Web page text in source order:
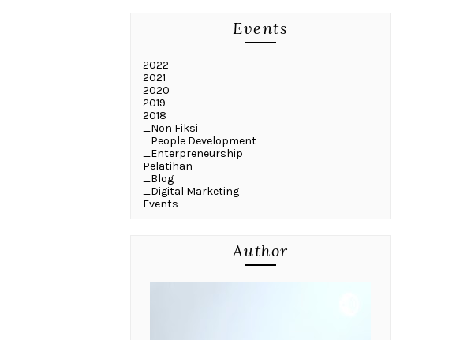
Events
2022
2021
2020
2019
2018
_Non Fiksi
_People Development
_Enterpreneurship
Pelatihan
_Blog
_Digital Marketing
Events
Author